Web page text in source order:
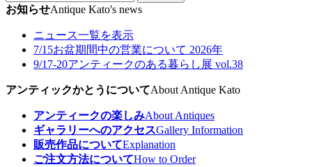
お知らせAntique Kato's news
ニュース一覧を表示
7/15お盆期間中の営業について 2026年
9/17-20アンティークのある暮らし展 vol.38
アンティックかとうについてAbout Antique Kato
アンティークの楽しみAbout Antiques
ギャラリーへのアクセスGallery Information
販売作品についてExplanation
ご注文方法についてHow to Order